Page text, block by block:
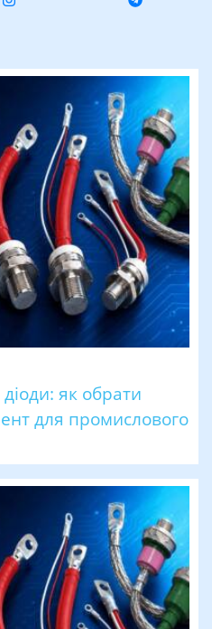
як обрати
для промислового